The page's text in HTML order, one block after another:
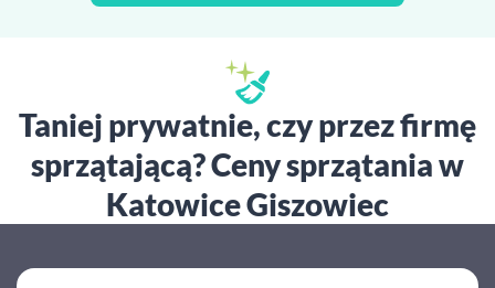
Taniej prywatnie, czy przez firmę
sprzątającą? Ceny sprzątania w
Katowice Giszowiec